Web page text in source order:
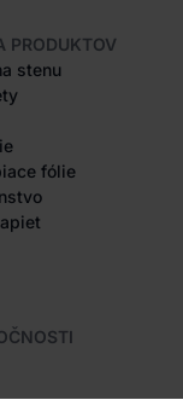
PRODUKTOV
stenu
fólie